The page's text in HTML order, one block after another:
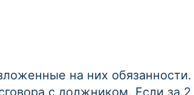
на них
с должником. Если за